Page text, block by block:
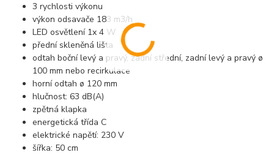
3 rychlosti výkonu
výkon odsavače 183 m3/h
LED osvětlení 1x 4 W
přední skleněná lišta
odtah boční levý a pravý, zadní střední, zadní levý a pravý ø
100 mm nebo recirkulace
horní odtah ø 120 mm
hlučnost: 63 dB(A)
zpětná klapka
energetická třída C
elektrické napětí: 230 V
šířka: 50 cm